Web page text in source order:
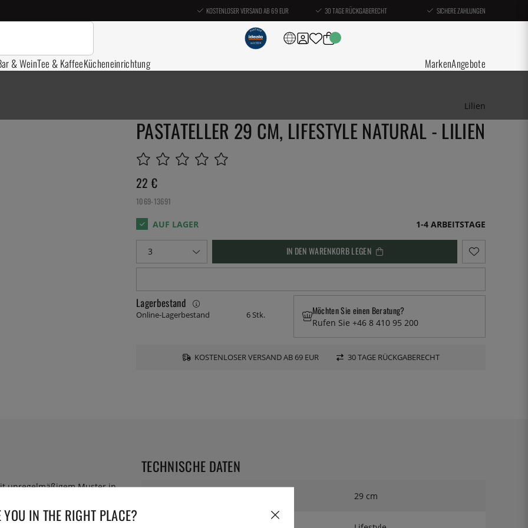
KOSTENLOSER VERSAND AB 69 EUR 30 TAGE RÜCKGABERECHT SICHERE ZAHLUNGEN
& WeinTee & KaffeeKücheneinrichtung MarkenAngebote
Lilien
PASTATELLER 29 CM, LIFESTYLE NATURAL - LILIEN
22 €
1069-13691
1-4 ARBEITSTAGE
IN DEN WARENKORB LEGEN
Lagerbestand
Online-Lagerbestand 6 Stk. Möchten Sie einen Beratung?
Rufen Sie +46 8 410 95 200
KOSTENLOSER VERSAND AB 69 EUR 30 TAGE RÜCKGABERECHT
unregelmäßigem Muster in
TECHNISCHE DATEN
29 cm
YOU IN THE RIGHT PLACE?